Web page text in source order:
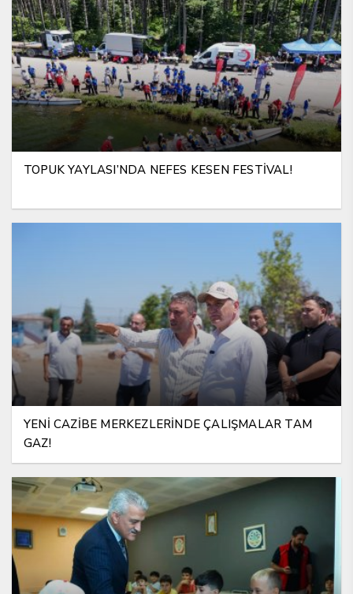
TOPUK YAYLASI’NDA NEFES KESEN FESTİVAL!
YENİ CAZİBE MERKEZLERİNDE ÇALIŞMALAR TAM
GAZ!